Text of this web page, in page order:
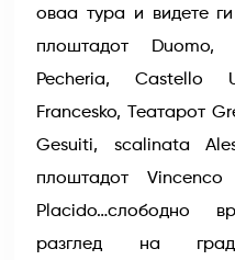
оваа тура и видете
плоштадот
Pecheria, Castello
Francesko, Театaрот
Gesuiti, scalinata
плоштадот
Placido…слободно
разглед на